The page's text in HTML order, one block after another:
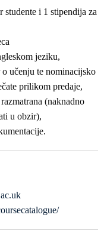
studente i 1 stipendija za
jeziku,
učenju te nominacijsko
prilikom predaje,
(naknadno
u obzir),